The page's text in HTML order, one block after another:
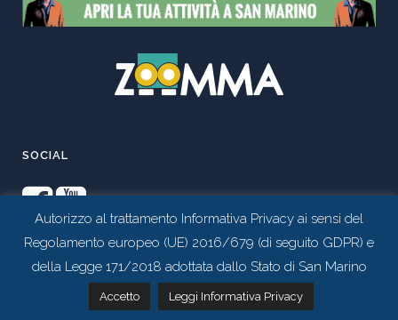
SOCIAL
Realizzato daStudio 99
Autorizzo al trattamento Informativa Privacy ai sensi del
Regolamento europeo (UE) 2016/679 (di seguito GDPR) e
della Legge 171/2018 adottata dallo Stato di San Marino
Accetto Leggi Informativa Privacy
Contattaci tramite whatsapp